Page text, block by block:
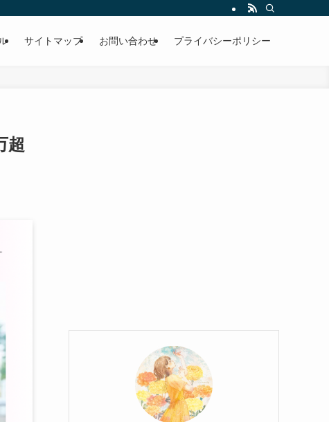
サイトマップ お問い合わせ プライバシーポリシー
超